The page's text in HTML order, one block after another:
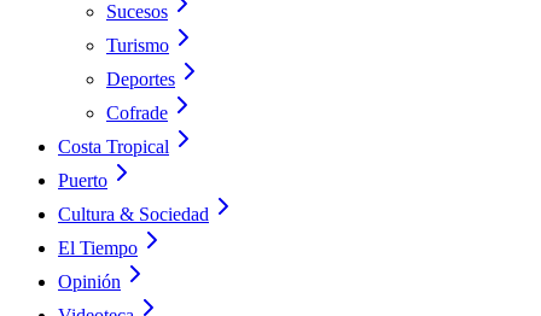
Sucesos
Turismo
Deportes
Cofrade
Costa Tropical
Puerto
Cultura & Sociedad
El Tiempo
Opinión